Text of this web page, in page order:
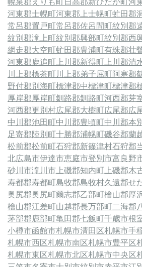
河東郡士幌町河東郡上士幌町虻田郡
常呂郡置戸町常呂郡佐呂間町紋別郡
紋別郡滝上町紋別郡興部町紋別郡西
網走郡大空町虻田郡豊浦町有珠郡壮
河東郡鹿追町 上川郡新得町 上川郡清
川上郡標茶町川上郡弟子屈町阿寒郡
野付郡別海町標津郡中標津町標津郡
厚岸郡厚岸町釧路郡釧路町河西郡芽
河西郡更別村広尾郡大樹町広尾郡広
中川郡池田町中川郡豊頃町中川郡本
足寄郡陸別町十勝郡浦幌町磯谷郡蘭
松前郡松前町石狩郡新篠津村石狩郡
北広島市伊達市恵庭市登別市富良野
砂川市滝川市 上磯郡知内町 上磯郡木
寿都郡寿都町島牧郡島牧村久遠郡せ
奥尻郡奥尻町爾志郡乙部町檜山郡厚
檜山郡江差町山越郡長万部町二海郡
茅部郡鹿部町亀田郡七飯町千歳市根
小樽市函館市札幌市清田区札幌市手
札幌市西区札幌市南区札幌市豊平区
札幌市東区札幌市北区札幌市中央区